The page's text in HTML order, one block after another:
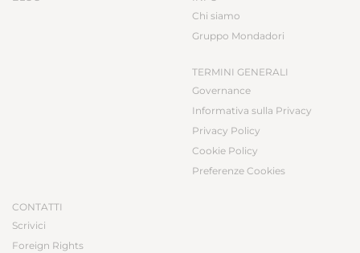
Chi siamo
Gruppo Mondadori
TERMINI GENERALI
Governance
Informativa sulla Privacy
Privacy Policy
Cookie Policy
Preferenze Cookies
CONTATTI
Scrivici
Foreign Rights